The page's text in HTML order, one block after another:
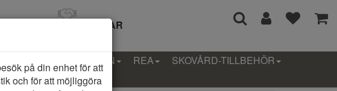
ÖPPET KÖP I 14 DAGAR
PROVKOLLEKTION REA
SKOVÅRD-TILLBEHÖR
på din enhet för att
och för att möjliggöra